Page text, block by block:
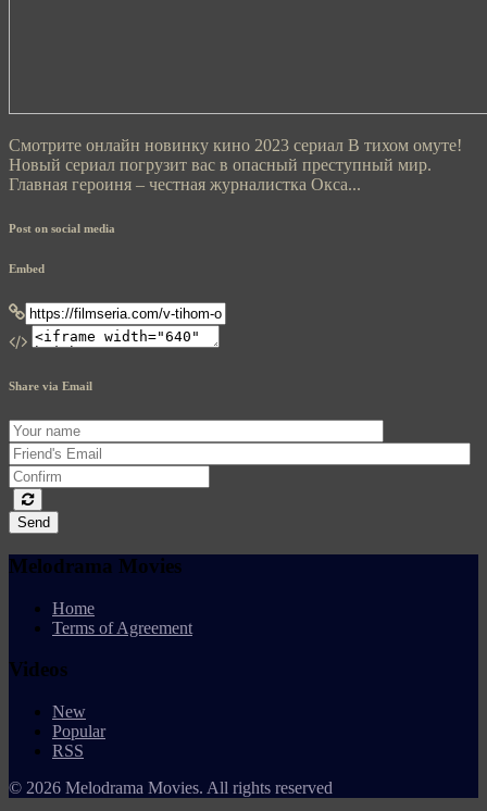
Смотрите онлайн новинку кино 2023 сериал В тихом омуте!
Новый сериал погрузит вас в опасный преступный мир.
Главная героиня – честная журналистка Окса...
Post on social media
Embed
Share via Email
Send
Melodrama Movies
Home
Terms of Agreement
Videos
New
Popular
RSS
© 2026 Melodrama Movies. All rights reserved